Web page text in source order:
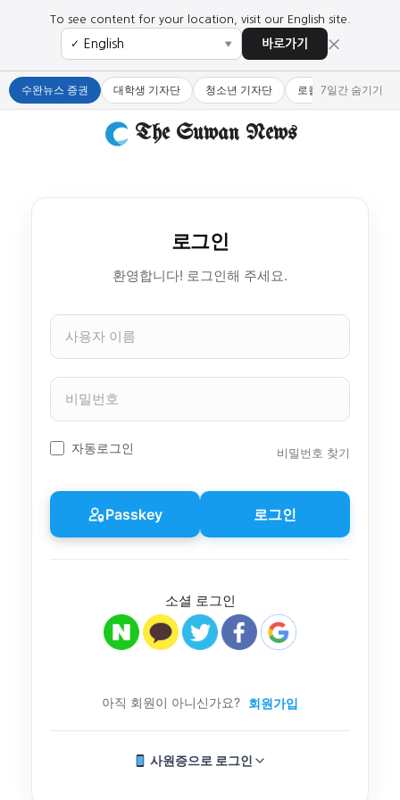
To see content for your location, visit our English site.
✓ ▼ 바로가기 ×
수완뉴스 증권 대학생 기자단 청소년 기자단 로컬 큐레이터
7일간 숨기기
The Suwan News
로그인
환영합니다! 로그인해 주세요.
사
자
이
비
번
호
자동로그인 비밀번호 찾기
Passkey 로그인
소셜 로그인
아직 회원이 아니신가요? 회원가입
사원증으로 로그인